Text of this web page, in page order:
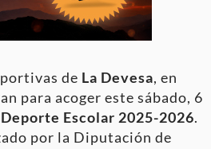
de La Devesa, en
para acoger este sábado, 6
Escolar 2025-2026.
por la Diputación de